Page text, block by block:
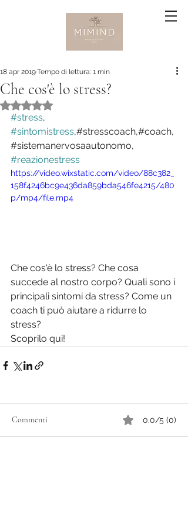
Che cos'è lo stress?
18 apr 2019Tempo di lettura: 1 min
Valutazione NaN stelle su 5.
#stress,
#sintomistress,#stresscoach,#coach,
#sistemanervosaautonomo,
#reazionestress
https://video.wixstatic.com/video/88c382_
158f4246bc9e436da859bda546fe4215/480
p/mp4/file.mp4
Che cos'è lo stress? Che cosa
succede al nostro corpo? Quali sono i
principali sintomi da stress? Come un
coach ti può aiutare a ridurre lo
stress?
Scoprilo qui!
Commenti 0.0/5 (0)